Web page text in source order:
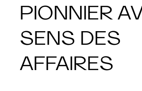
PIONNIER
SENS DES
AFFAIRES